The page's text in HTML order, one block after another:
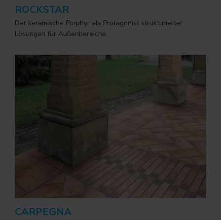
ROCKSTAR
Der keramische Porphyr als Protagonist strukturierter
Lösungen für Außenbereiche.
CARPEGNA